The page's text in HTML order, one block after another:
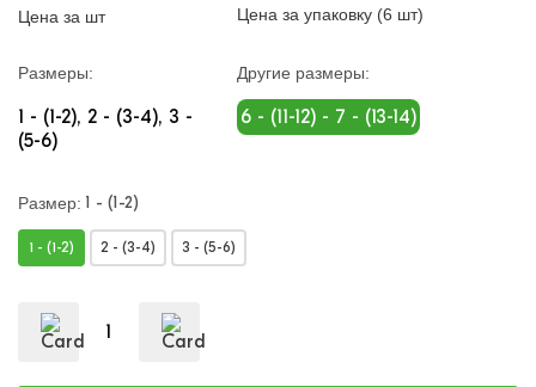
Цена за шт Цена за упаковку (6 шт)
Размеры:
1 - (1-2) 2 - (3-4) 3 -
(5-6)
Другие размеры:
6 - (11-12) - 7 - (13-14)
Размер: 1 - (1-2)
1 - (1-2) 2 - (3-4) 3 - (5-6)